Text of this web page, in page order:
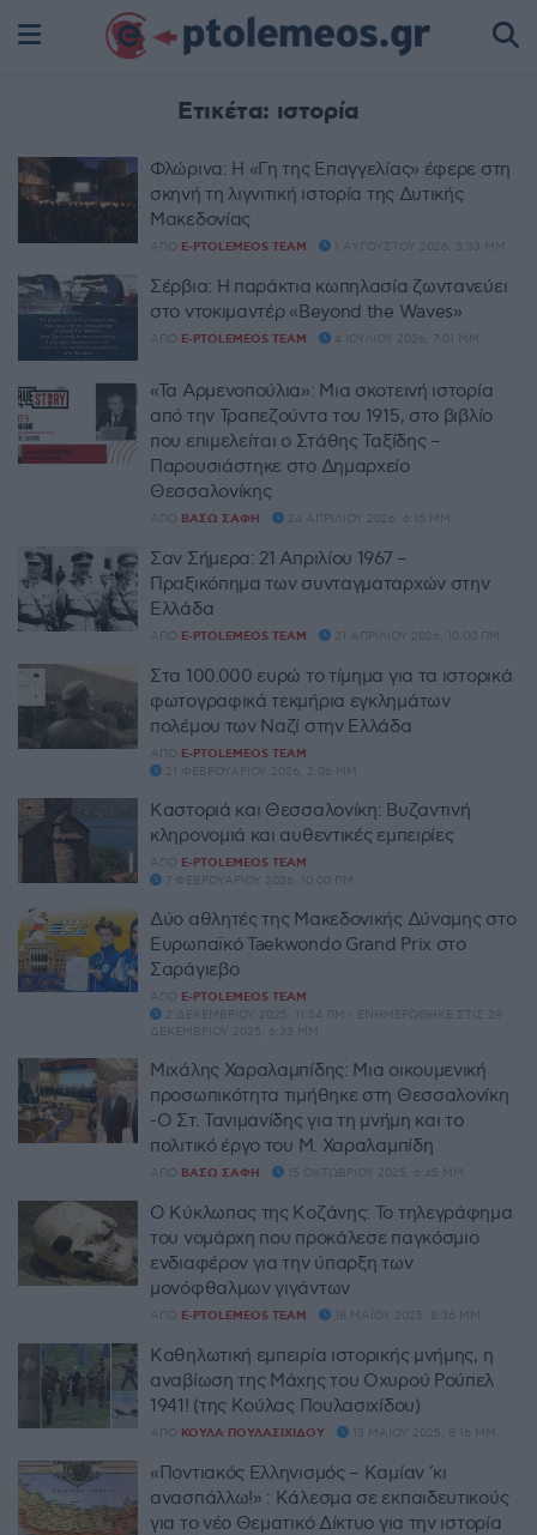
Ετικέτα: ιστορία
Φλώρινα: Η «Γη της Επαγγελίας» έφερε στη
σκηνή τη λιγνιτική ιστορία της Δυτικής
Μακεδονίας
ΑΠΌ E-PTOLEMEOS TEAM 1 ΑΥΓΟΎΣΤΟΥ 2026, 3:33 ΜΜ
Σέρβια: Η παράκτια κωπηλασία ζωντανεύει
στο ντοκιμαντέρ «Beyond the Waves»
ΑΠΌ E-PTOLEMEOS TEAM 4 ΙΟΥΛΊΟΥ 2026, 7:01 ΜΜ
«Τα Αρμενοπούλια»: Μια σκοτεινή ιστορία
από την Τραπεζούντα του 1915, στο βιβλίο
που επιμελείται ο Στάθης Ταξίδης –
Παρουσιάστηκε στο Δημαρχείο
Θεσσαλονίκης
ΑΠΌ ΒΆΣΩ ΣΆΦΗ 24 ΑΠΡΙΛΊΟΥ 2026, 6:15 ΜΜ
Σαν Σήμερα: 21 Απριλίου 1967 –
Πραξικόπημα των συνταγματαρχών στην
Ελλάδα
ΑΠΌ E-PTOLEMEOS TEAM 21 ΑΠΡΙΛΊΟΥ 2026, 10:00 ΠΜ
Στα 100.000 ευρώ το τίμημα για τα ιστορικά
φωτογραφικά τεκμήρια εγκλημάτων
πολέμου των Ναζί στην Ελλάδα
ΑΠΌ E-PTOLEMEOS TEAM
21 ΦΕΒΡΟΥΑΡΊΟΥ 2026, 2:06 ΜΜ
Καστοριά και Θεσσαλονίκη: Βυζαντινή
κληρονομιά και αυθεντικές εμπειρίες
ΑΠΌ E-PTOLEMEOS TEAM
7 ΦΕΒΡΟΥΑΡΊΟΥ 2026, 10:00 ΠΜ
Δύο αθλητές της Μακεδονικής Δύναμης στο
Ευρωπαϊκό Taekwondo Grand Prix στο
Σαράγιεβο
ΑΠΌ E-PTOLEMEOS TEAM
2 ΔΕΚΕΜΒΡΊΟΥ 2025, 11:54 ΠΜ - ΕΝΗΜΕΡΏΘΗΚΕ ΣΤΙΣ 29
ΔΕΚΕΜΒΡΊΟΥ 2025, 6:33 ΜΜ
Μιχάλης Χαραλαμπίδης: Μια οικουμενική
προσωπικότητα τιμήθηκε στη Θεσσαλονίκη
-Ο Στ. Τανιμανίδης για τη μνήμη και το
πολιτικό έργο του Μ. Χαραλαμπίδη
ΑΠΌ ΒΆΣΩ ΣΆΦΗ 15 ΟΚΤΩΒΡΊΟΥ 2025, 6:45 ΜΜ
Ο Κύκλωπας της Κοζάνης: Το τηλεγράφημα
του νομάρχη που προκάλεσε παγκόσμιο
ενδιαφέρον για την ύπαρξη των
μονόφθαλμων γιγάντων
ΑΠΌ E-PTOLEMEOS TEAM 18 ΜΑΪ́ΟΥ 2025, 8:36 ΜΜ
Καθηλωτική εμπειρία ιστορικής μνήμης, η
αναβίωση της Μάχης του Οχυρού Ρούπελ
1941! (της Κούλας Πουλασιχίδου)
ΑΠΌ ΚΟΎΛΑ ΠΟΥΛΑΣΙΧΊΔΟΥ 13 ΜΑΪ́ΟΥ 2025, 8:16 ΜΜ
«Ποντιακός Ελληνισμός – Καμίαν ’κι
ανασπάλλω!» : Κάλεσμα σε εκπαιδευτικούς
για το νέο Θεματικό Δίκτυο για την ιστορία